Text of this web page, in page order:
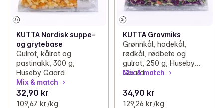
KUTTA Nordisk suppe-
og grytebase
Gulrot, kålrot og
pastinakk, 300 g,
Huseby Gaard
Mix & match
32,90 kr
109,67 kr /kg
KUTTA Grovmiks
Grønnkål, hodekål,
rødkål, rødbete og
gulrot, 250 g, Huseby
Gaard
Mix & match
34,90 kr
129,26 kr /kg